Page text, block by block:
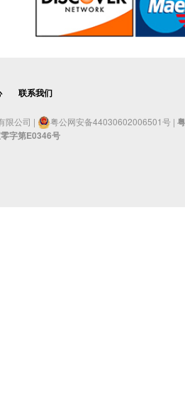
联系我们
限公司 | 粤公网安备44030602006501号 |
字第E0346号